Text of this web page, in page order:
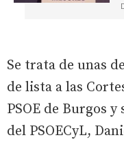
Se trata de unas
de lista a las
PSOE de Burgos
del PSOECyL,